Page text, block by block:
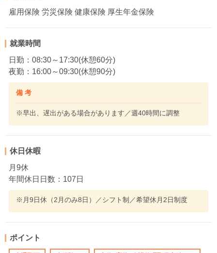
雇用保険 労災保険 健康保険 厚生年金保険
就業時間
日勤：08:30～17:30(休憩60分)
夜勤：16:00～09:30(休憩90分)
備 考
※早出、遅出がある場合があります／週40時間に調整
休日休暇
月9休
年間休日日数：107日
※月9日休（2月のみ8日）／シフト制／希望休月2日制度
ポイント